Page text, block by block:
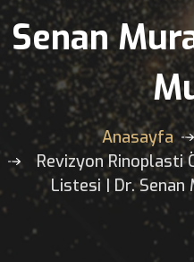
Kontrol
Senan
Anasayfa
Revizyon
Listesi | Dr.